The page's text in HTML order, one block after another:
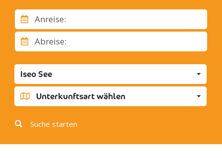
Anreise:
Abreise:
Iseo See
Unterkunftsart wählen
Suche starten